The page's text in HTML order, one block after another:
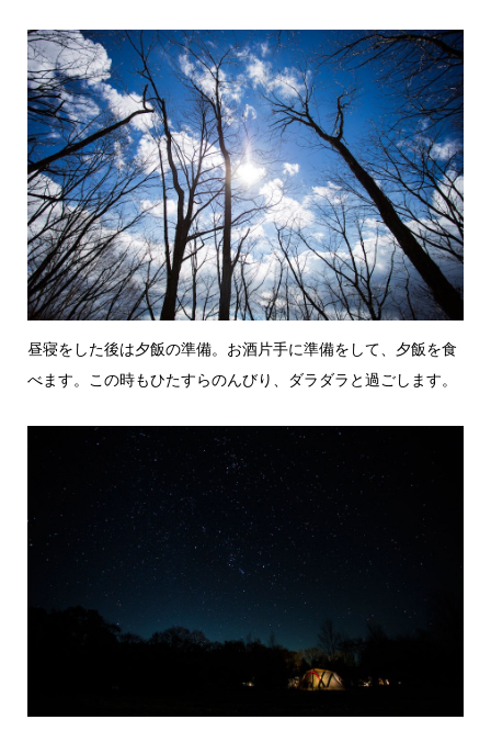
昼寝をした後は夕飯の準備。お酒片手に準備をして、夕飯を食
べます。この時もひたすらのんびり、ダラダラと過ごします。